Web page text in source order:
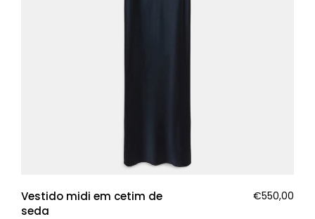
Vestido midi em cetim de
seda
€550,00